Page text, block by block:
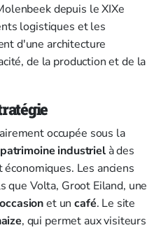
depuis le XIXe
logistiques et les
d'une architecture
de la production et de la
occupée sous la
patrimoine industrielà des
Les anciens
que Volta, Groot Eiland, une
et uncafé. Le site
, qui permet aux visiteurs